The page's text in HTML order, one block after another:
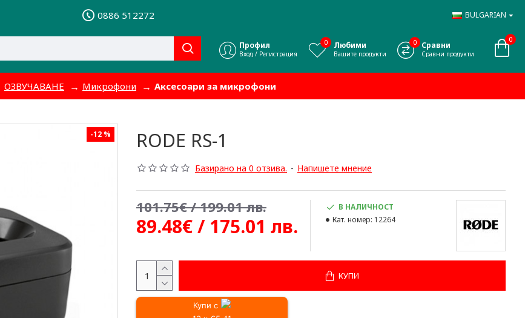
0886 512272 BULGARIAN
Профил
Вход / Регистрация
Любими
Вашите продукти
0 Сравни
Сравни продукти
0 0
ОЗВУЧАВАНЕ Микрофони Аксесоари за микрофони
-12 % RODE RS-1
Базирано на 0 отзива. - Напишете мнение
89.48€ / 175.01 лв.
101.75€ / 199.01 лв.
В НАЛИЧНОСТ
Кат. номер: 12264
КУПИ
Купи с